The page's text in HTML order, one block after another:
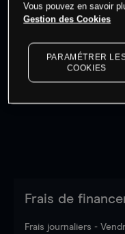
dernières
Frais de
Frais journaliers -
Vous pouvez en savoir
Gestion des Cookies
PARAMÉTRER
COOKIES